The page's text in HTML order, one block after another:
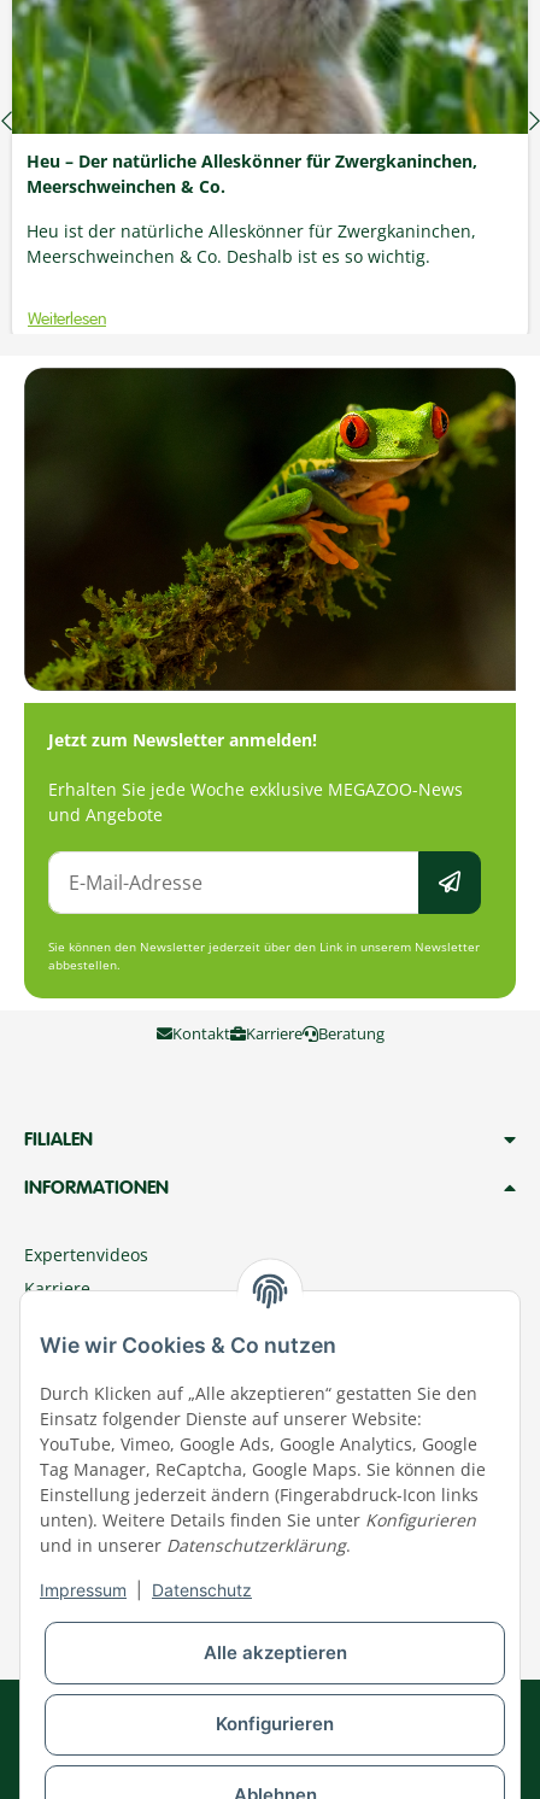
Heu – Der natürliche Alleskönner für Zwergkaninchen,
Meerschweinchen & Co.
Heu ist der natürliche Alleskönner für Zwergkaninchen,
Meerschweinchen & Co. Deshalb ist es so wichtig.
Weiterlesen
Jetzt zum Newsletter anmelden!
Erhalten Sie jede Woche exklusive MEGAZOO-News
und Angebote
Sie können den Newsletter jederzeit über den Link in unserem Newsletter
abbestellen.
Kontakt Karriere Beratung
FILIALEN
INFORMATIONEN
Expertenvideos
Karriere
Zu Megazoo Shop wechseln
Sommeraktion
Terminal
Tierwohl
Datenschutz
Wir über uns
Aktuelles
Impressum
Widerrufsrecht
AGB
Barrierefreiheitserklärung
Wie wir Cookies & Co nutzen
Durch Klicken auf „Alle akzeptieren“ gestatten Sie den
Einsatz folgender Dienste auf unserer Website:
YouTube, Vimeo, Google Ads, Google Analytics, Google
Tag Manager, ReCaptcha, Google Maps. Sie können die
Einstellung jederzeit ändern (Fingerabdruck-Icon links
unten). Weitere Details finden Sie unter Konfigurieren
und in unserer Datenschutzerklärung.
Impressum Datenschutz
Alle akzeptieren
Konfigurieren